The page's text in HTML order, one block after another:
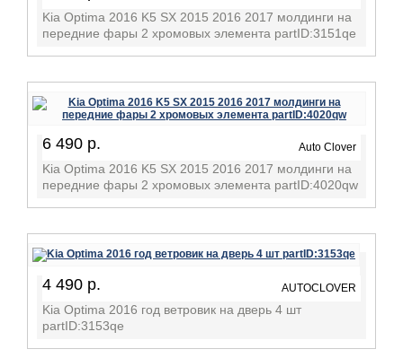
Kia Optima 2016 K5 SX 2015 2016 2017 молдинги на
передние фары 2 хромовых элемента partID:3151qe
6 490 р. Auto Clover
Kia Optima 2016 K5 SX 2015 2016 2017 молдинги на
передние фары 2 хромовых элемента partID:4020qw
4 490 р. AUTOCLOVER
Kia Optima 2016 год ветровик на дверь 4 шт
partID:3153qe